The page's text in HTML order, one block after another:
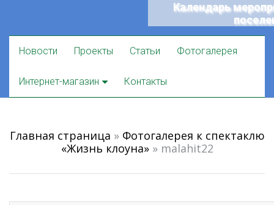
Календарь
Новости Проекты Статьи Фотогалерея
Интернет-магазин Контакты
Главная страница » Фотогалерея к спектаклю
«Жизнь клоуна»» malahit22